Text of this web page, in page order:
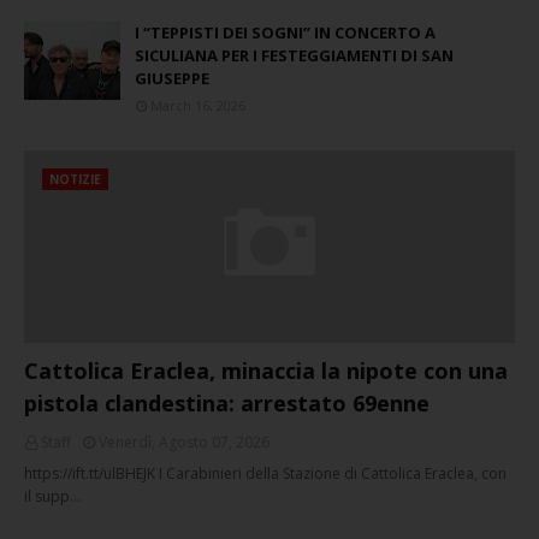
I “TEPPISTI DEI SOGNI” IN CONCERTO A
SICULIANA PER I FESTEGGIAMENTI DI SAN
GIUSEPPE
NOTIZIE
Cattolica Eraclea, minaccia la nipote con una
pistola clandestina: arrestato 69enne
https://ift.tt/ulBHEJK I Carabinieri della Stazione di Cattolica Eraclea, con
il supp…